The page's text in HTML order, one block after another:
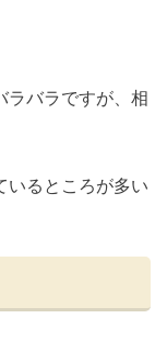
ラバラですが、相
いるところが多い